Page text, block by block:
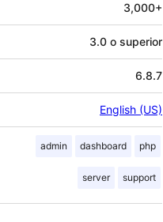
3,000+
3.0 o superior
6.8.7
English (US)
admin dashboard php
server support